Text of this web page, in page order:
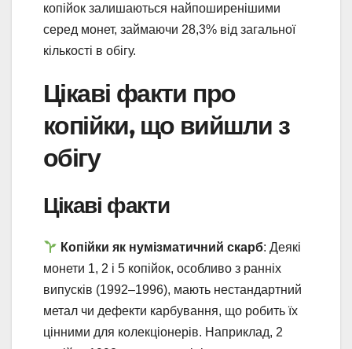
копійок залишаються найпоширенішими
серед монет, займаючи 28,3% від загальної
кількості в обігу.
Цікаві факти про
копійки, що вийшли з
обігу
Цікаві факти
Копійки як нумізматичний скарб: Деякі
монети 1, 2 і 5 копійок, особливо з ранніх
випусків (1992–1996), мають нестандартний
метал чи дефекти карбування, що робить їх
цінними для колекціонерів. Наприклад, 2